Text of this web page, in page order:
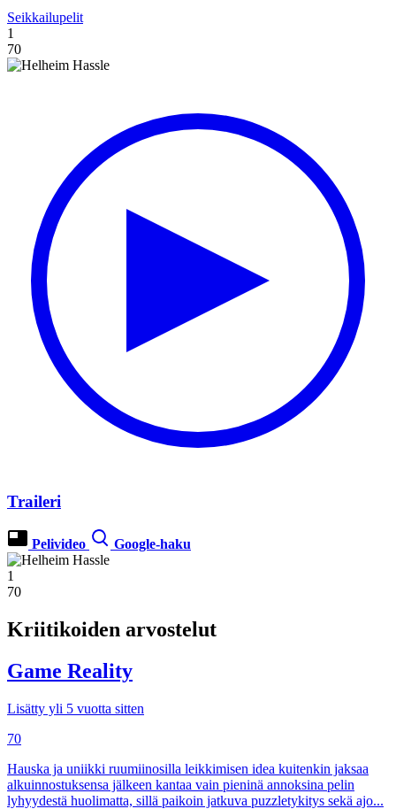
Seikkailupelit
1
70
Traileri
Pelivideo Google-haku
1
70
Kriitikoiden arvostelut
Game Reality
Lisätty yli 5 vuotta sitten
70
Hauska ja uniikki ruumiinosilla leikkimisen idea kuitenkin jaksaa
alkuinnostuksensa jälkeen kantaa vain pieninä annoksina pelin
lyhyydestä huolimatta, sillä paikoin jatkuva puzzletykitys sekä ajo...